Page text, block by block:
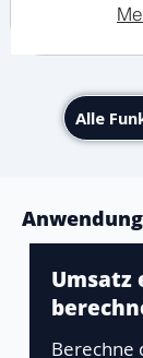
Alle
Umsatz
Berechne